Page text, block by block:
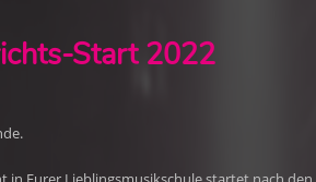
Start 2022